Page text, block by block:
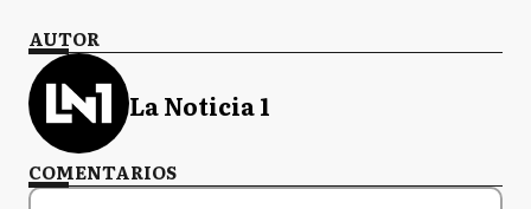
AUTOR
La Noticia 1
COMENTARIOS